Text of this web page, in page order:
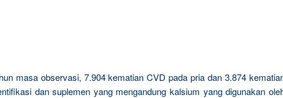
masa observasi, 7.904 kematian CVD pada pria dan 3.874
dan suplemen yang mengandung kalsium yang digunakan